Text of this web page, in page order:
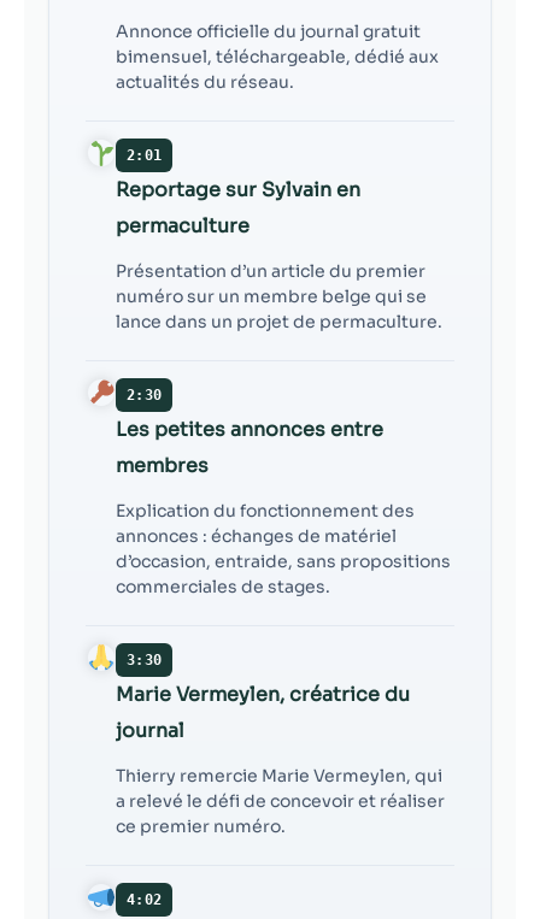
Annonce officielle du journal gratuit
bimensuel, téléchargeable, dédié aux
actualités du réseau.
2:01
Reportage sur Sylvain en
permaculture
Présentation d’un article du premier
numéro sur un membre belge qui se
lance dans un projet de permaculture.
2:30
Les petites annonces entre
membres
Explication du fonctionnement des
annonces : échanges de matériel
d’occasion, entraide, sans propositions
commerciales de stages.
3:30
Marie Vermeylen, créatrice du
journal
Thierry remercie Marie Vermeylen, qui
a relevé le défi de concevoir et réaliser
ce premier numéro.
4:02